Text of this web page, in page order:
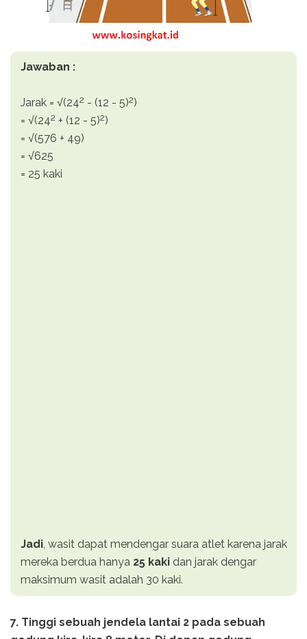
Jawaban :
Jarak = √(242 - (12 - 5)2)
= √(242 + (12 - 5)2)
= √(576 + 49)
= √625
= 25 kaki
Jadi, wasit dapat mendengar suara atlet karena jarak
mereka berdua hanya 25 kaki dan jarak dengar
maksimum wasit adalah 30 kaki.
7. Tinggi sebuah jendela lantai 2 pada sebuah